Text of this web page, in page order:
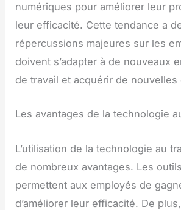
numériques pour améliorer leur
leur efficacité. Cette tendance a
répercussions majeures sur les
doivent s’adapter à de nouveaux
de travail et acquérir de nouvelles
Les avantages de la technologie
L’utilisation de la technologie au
de nombreux avantages. Les
permettent aux employés de
d’améliorer leur efficacité. De